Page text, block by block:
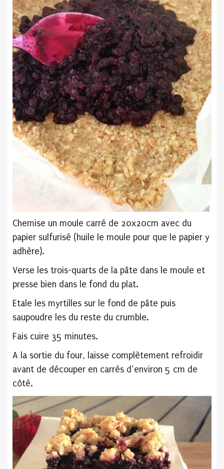
Chemise un moule carré de 20x20cm avec du
papier sulfurisé (huile le moule pour que le papier y
adhère).
Verse les trois-quarts de la pâte dans le moule et
presse bien dans le fond du plat.
Etale les myrtilles sur le fond de pâte puis
saupoudre les du reste du crumble.
Fais cuire 35 minutes.
A la sortie du four, laisse complètement refroidir
avant de découper en carrés d’environ 5 cm de
côté.